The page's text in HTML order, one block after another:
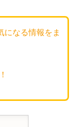
になる情報をま